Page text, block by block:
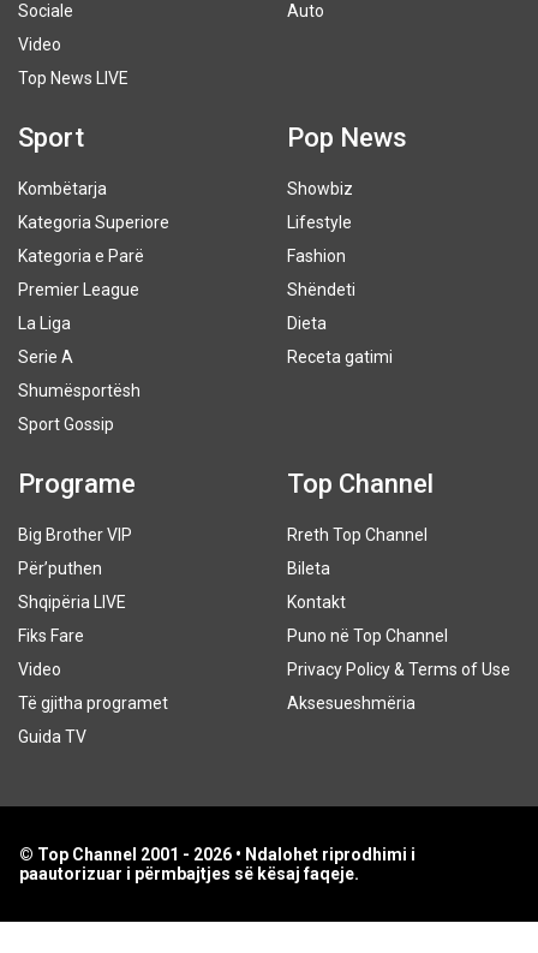
Sociale
Video
Top News LIVE
Auto
Sport
Kombëtarja
Kategoria Superiore
Kategoria e Parë
Premier League
La Liga
Serie A
Shumësportësh
Sport Gossip
Pop News
Showbiz
Lifestyle
Fashion
Shëndeti
Dieta
Receta gatimi
Programe
Big Brother VIP
Për’puthen
Shqipëria LIVE
Fiks Fare
Video
Të gjitha programet
Guida TV
Top Channel
Rreth Top Channel
Bileta
Kontakt
Puno në Top Channel
Privacy Policy & Terms of Use
Aksesueshmëria
© Top Channel 2001 - 2026 • Ndalohet riprodhimi i
paautorizuar i përmbajtjes së kësaj faqeje.